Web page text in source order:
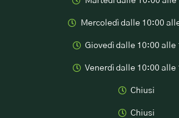
Mercoledì dalle 10:00
Giovedì dalle 10:00 alle
Venerdì dalle 10:00 alle
Chiusi
Chiusi